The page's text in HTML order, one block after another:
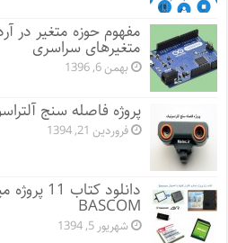
مفهوم حوزه متغیر در
متغیرهای سراسری
بهمن 6, 1396
پروژه فاصله سنج
فروردین 21, 1394
BASCOM
شهریور 5, 1394